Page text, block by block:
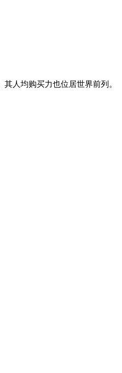
人均购买力也位居世界前列。